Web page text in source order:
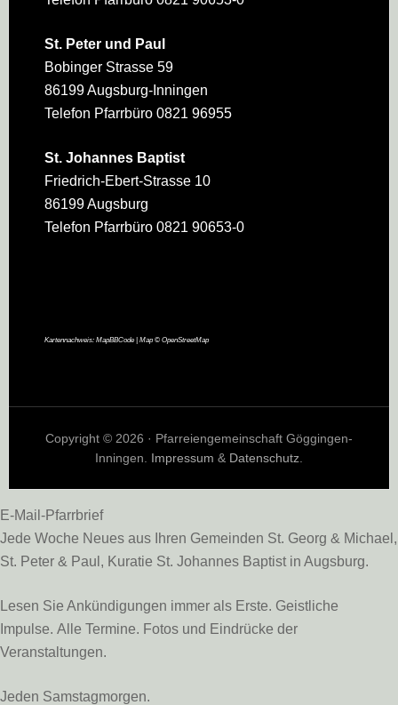
St. Peter und Paul
Bobinger Strasse 59
86199 Augsburg-Inningen
Telefon Pfarrbüro 0821 96955
St. Johannes Baptist
Friedrich-Ebert-Strasse 10
86199 Augsburg
Telefon Pfarrbüro 0821 90653-0
Kartennachweis: MapBBCode| Map © OpenStreetMap
Copyright © 2026 · Pfarreiengemeinschaft Göggingen-
Inningen. Impressum & Datenschutz.
E-Mail-Pfarrbrief
Jede Woche Neues aus Ihren Gemeinden St. Georg & Michael,
St. Peter & Paul, Kuratie St. Johannes Baptist in Augsburg.
Lesen Sie Ankündigungen immer als Erste. Geistliche
Impulse. Alle Termine. Fotos und Eindrücke der
Veranstaltungen.
Jeden Samstagmorgen.